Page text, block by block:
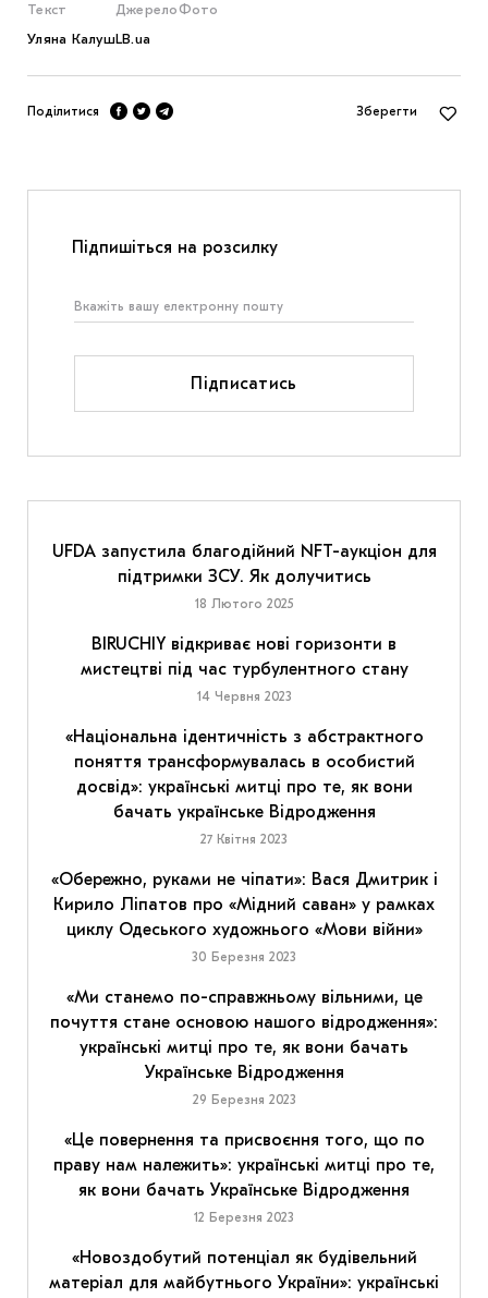
Текст
Уляна Калуш
Джерело
LB.ua
Фото
Поділитися Зберегти
Підпишіться на розсилку
Підписатись
UFDA запустила благодійний NFT-аукціон для
підтримки ЗСУ. Як долучитись
18 Лютого 2025
BIRUCHIY відкриває нові горизонти в
мистецтві під час турбулентного стану
14 Червня 2023
«Національна ідентичність з абстрактного
поняття трансформувалась в особистий
досвід»: українські митці про те, як вони
бачать українське Відродження
27 Квітня 2023
«Обережно, руками не чіпати»: Вася Дмитрик і
Кирило Ліпатов про «Мідний саван» у рамках
циклу Одеського художнього «Мови війни»
30 Березня 2023
«Ми станемо по-справжньому вільними, це
почуття стане основою нашого відродження»:
українські митці про те, як вони бачать
Українське Відродження
29 Березня 2023
«Це повернення та присвоєння того, що по
праву нам належить»: українські митці про те,
як вони бачать Українське Відродження
12 Березня 2023
«Новоздобутий потенціал як будівельний
матеріал для майбутнього України»: українські